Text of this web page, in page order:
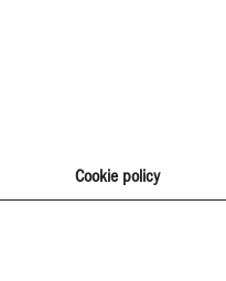
Cookie policy